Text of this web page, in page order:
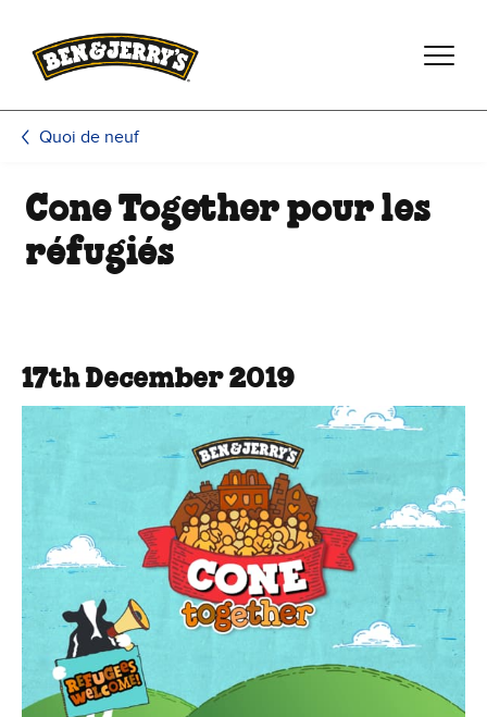
Quoi de neuf
Cone Together pour les
réfugiés
17th December 2019